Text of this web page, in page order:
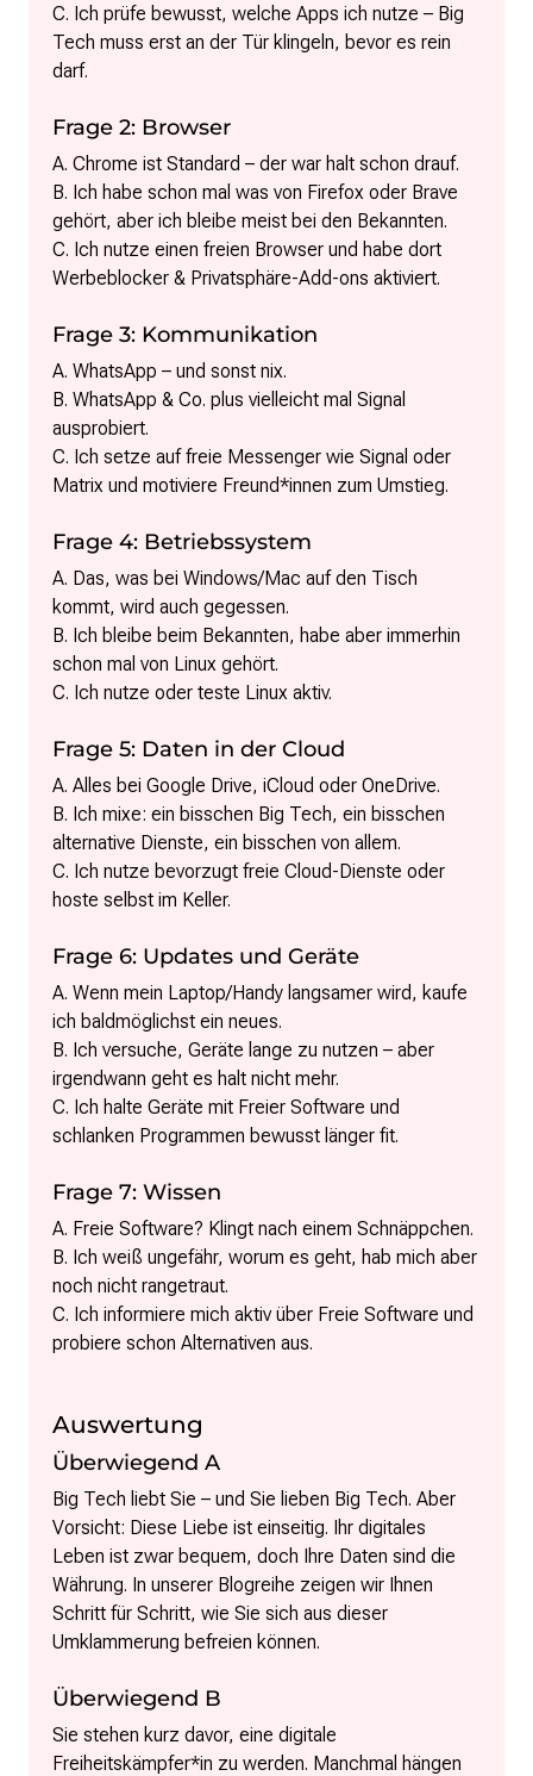
C. Ich prüfe bewusst, welche Apps ich nutze – Big
Tech muss erst an der Tür klingeln, bevor es rein
darf.
Frage 2: Browser
A. Chrome ist Standard – der war halt schon drauf.
B. Ich habe schon mal was von Firefox oder Brave
gehört, aber ich bleibe meist bei den Bekannten.
C. Ich nutze einen freien Browser und habe dort
Werbeblocker & Privatsphäre-Add-ons aktiviert.
Frage 3: Kommunikation
A. WhatsApp – und sonst nix.
B. WhatsApp & Co. plus vielleicht mal Signal
ausprobiert.
C. Ich setze auf freie Messenger wie Signal oder
Matrix und motiviere Freund*innen zum Umstieg.
Frage 4: Betriebssystem
A. Das, was bei Windows/Mac auf den Tisch
kommt, wird auch gegessen.
B. Ich bleibe beim Bekannten, habe aber immerhin
schon mal von Linux gehört.
C. Ich nutze oder teste Linux aktiv.
Frage 5: Daten in der Cloud
A. Alles bei Google Drive, iCloud oder OneDrive.
B. Ich mixe: ein bisschen Big Tech, ein bisschen
alternative Dienste, ein bisschen von allem.
C. Ich nutze bevorzugt freie Cloud-Dienste oder
hoste selbst im Keller.
Frage 6: Updates und Geräte
A. Wenn mein Laptop/Handy langsamer wird, kaufe
ich baldmöglichst ein neues.
B. Ich versuche, Geräte lange zu nutzen – aber
irgendwann geht es halt nicht mehr.
C. Ich halte Geräte mit Freier Software und
schlanken Programmen bewusst länger fit.
Frage 7: Wissen
A. Freie Software? Klingt nach einem Schnäppchen.
B. Ich weiß ungefähr, worum es geht, hab mich aber
noch nicht rangetraut.
C. Ich informiere mich aktiv über Freie Software und
probiere schon Alternativen aus.
Auswertung
Überwiegend A
Big Tech liebt Sie – und Sie lieben Big Tech. Aber
Vorsicht: Diese Liebe ist einseitig. Ihr digitales
Leben ist zwar bequem, doch Ihre Daten sind die
Währung. In unserer Blogreihe zeigen wir Ihnen
Schritt für Schritt, wie Sie sich aus dieser
Umklammerung befreien können.
Überwiegend B
Sie stehen kurz davor, eine digitale
Freiheitskämpfer*in zu werden. Manchmal hängen